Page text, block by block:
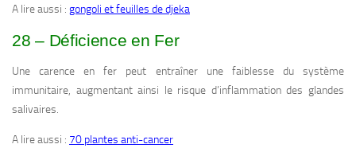
A lire aussi : gongoli et feuilles de djeka
28 – Déficience en Fer
Une carence en fer peut entraîner une faiblesse du système
immunitaire, augmentant ainsi le risque d’inflammation des glandes
salivaires.
A lire aussi : 70 plantes anti-cancer